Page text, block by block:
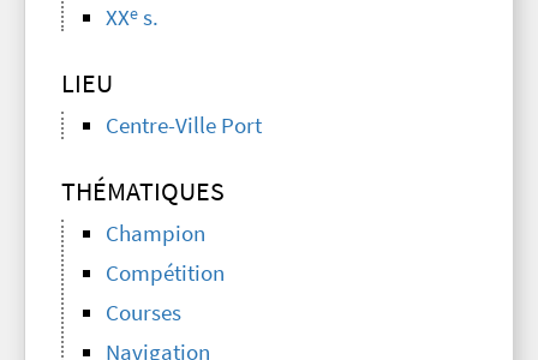
XXe s.
LIEU
Centre-Ville Port
THÉMATIQUES
Champion
Compétition
Courses
Navigation